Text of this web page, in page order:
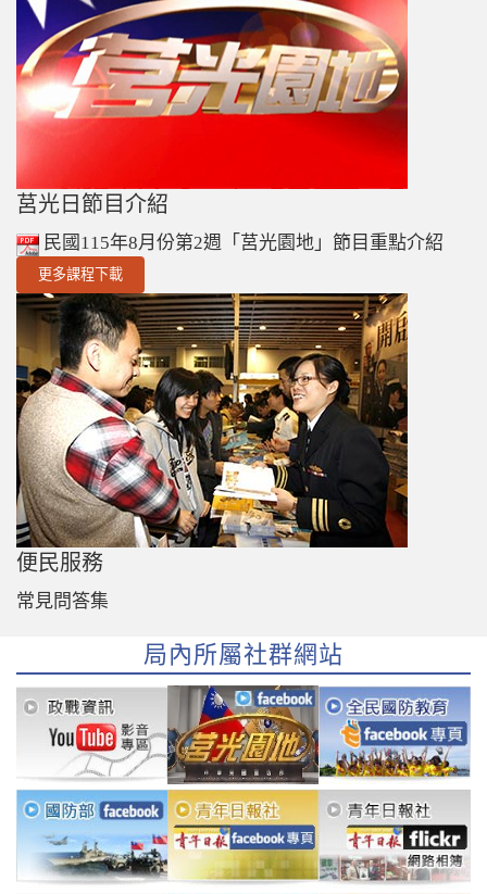
莒光日節目介紹
民國115年8月份第2週「莒光園地」節目重點介紹
更多課程下載
便民服務
常見問答集
局內所屬社群網站